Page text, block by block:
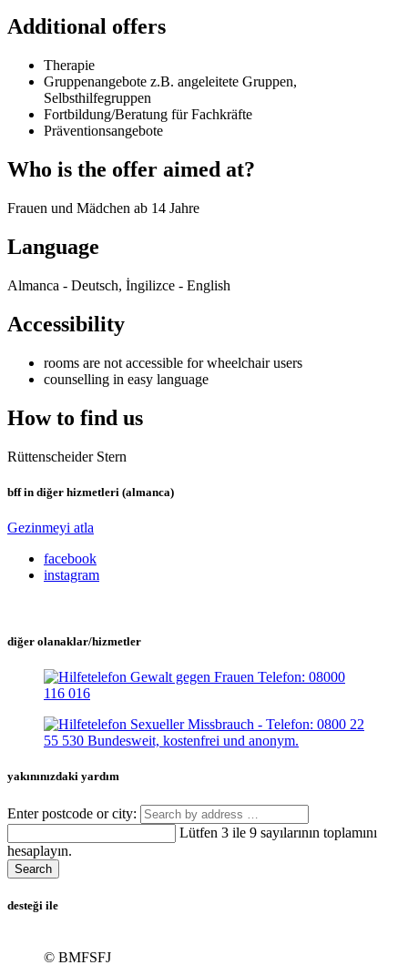
Additional offers
Therapie
Gruppenangebote z.B. angeleitete Gruppen,
Selbsthilfegruppen
Fortbildung/Beratung für Fachkräfte
Präventionsangebote
Who is the offer aimed at?
Frauen und Mädchen ab 14 Jahre
Language
Almanca - Deutsch, İngilizce - English
Accessibility
rooms are not accessible for wheelchair users
counselling in easy language
How to find us
Rüttenscheider Stern
bff in diğer hizmetleri (almanca)
Gezinmeyi atla
facebook
instagram
diğer olanaklar/hizmetler
yakınınızdaki yardım
Enter postcode or city:
Lütfen 3 ile 9 sayılarının toplamını
hesaplayın.
Search
desteği ile
© BMFSFJ